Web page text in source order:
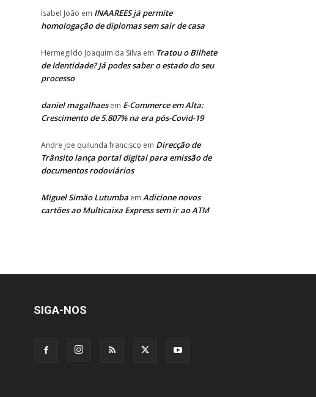
Isabel João em INAAREES já permite
homologação de diplomas sem sair de casa
Hermegildo Joaquim da Silva em Tratou o Bilhete
de Identidade? Já podes saber o estado do seu
processo
daniel magalhaesem E-Commerce em Alta:
Crescimento de 5.807% na era pós-Covid-19
Andre joe quilunda francisco em Direcção de
Trânsito lança portal digital para emissão de
documentos rodoviários
Miguel Simão Lutumba em Adicione novos
cartões ao Multicaixa Express sem ir ao ATM
SIGA-NOS